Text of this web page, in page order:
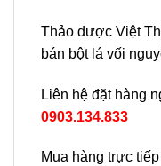
Thảo dược Việt
bán bột lá vối
Liên hệ đặt hàng
0903.134.833
Mua hàng trực